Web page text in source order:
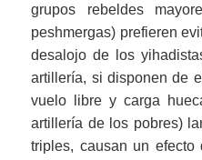
grupos rebeldes
peshmergas) prefieren
desalojo de los
artillería, si disponen de
vuelo libre y carga
artillería de los pobres)
triples, causan un